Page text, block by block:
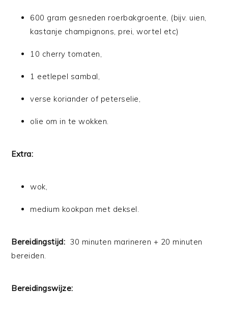
600 gram gesneden roerbakgroente, (bijv. uien,
kastanje champignons, prei, wortel etc)
10 cherry tomaten,
1 eetlepel sambal,
verse koriander of peterselie,
olie om in te wokken.
Extra:
wok,
medium kookpan met deksel.
Bereidingstijd: 30 minuten marineren + 20 minuten
bereiden.
Bereidingswijze: